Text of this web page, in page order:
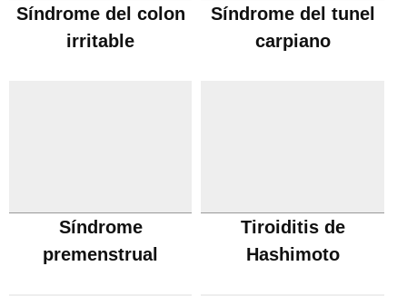
Síndrome del colon
irritable
Síndrome del tunel
carpiano
Síndrome
premenstrual
Tiroiditis de
Hashimoto